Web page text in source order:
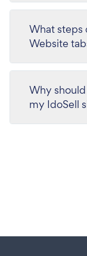
What steps
Website
Why
my IdoSell